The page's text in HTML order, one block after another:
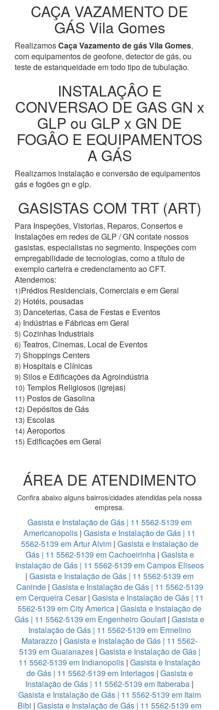
CAÇA VAZAMENTO DE
GÁS Vila Gomes
RealizamosCaça Vazamento de gás Vila Gomes,
com equipamentos de geofone, detector de gás, ou
teste de estanqueidade em todo tipo de tubulação.
INSTALAÇÂO E
CONVERSAO DE GAS GN x
GLP ou GLP x GN DE
FOGÂO E EQUIPAMENTOS
A GÁS
Realizamos instalação e conversão de equipamentos
gás e fogões gn e glp.
GASISTAS COM TRT (ART)
Para Inspeções, Vistorias, Reparos, Consertos e
Instalações em redes de GLP / GN contate nossos
gasistas, especialistas no segmento. Inspeções com
empregabilidade de tecnologias, como a título de
exemplo carteira e credenciamento ao CFT.
Atendemos:
1)Prédios Residenciais, Comerciais e em Geral
2) Hotéis, pousadas
3) Danceterias, Casa de Festas e Eventos
4) Indústrias e Fábricas em Geral
5) Cozinhas Industriais
6) Teatros, Cinemas, Local de Eventos
7) Shoppings Centers
8) Hospitais e Clínicas
9) Silos e Edificações da Agroindústria
10) Templos Religiosos (igrejas)
11) Postos de Gasolina
12) Depósitos de Gás
13) Escolas
14) Aeroportos
15) Edificações em Geral
ÁREA DE ATENDIMENTO
Confira abaixo alguns bairros/cidades atendidas pela nossa
empresa.
Gasista e Instalação de Gás | 11 5562-5139 em
Americanopolis | Gasista e Instalação de Gás | 11
5562-5139 em Artur Alvim | Gasista e Instalação de
Gás | 11 5562-5139 em Cachoeirinha| Gasista e
Instalação de Gás | 11 5562-5139 em Campos Eliseos
| Gasista e Instalação de Gás | 11 5562-5139 em
Caninde| Gasista e Instalação de Gás | 11 5562-5139
em Cerqueira Cesar| Gasista e Instalação de Gás | 11
5562-5139 em City America | Gasista e Instalação de
Gás | 11 5562-5139 em Engenheiro Goulart | Gasista e
Instalação de Gás | 11 5562-5139 em Ermelino
Matarazzo | Gasista e Instalação de Gás | 11 5562-
5139 em Guaianazes| Gasista e Instalação de Gás |
11 5562-5139 em Indianopolis | Gasista e Instalação
de Gás | 11 5562-5139 em Interlagos| Gasista e
Instalação de Gás | 11 5562-5139 em Itaberaba |
Gasista e Instalação de Gás | 11 5562-5139 em Itaim
Bibi | Gasista e Instalação de Gás | 11 5562-5139 em